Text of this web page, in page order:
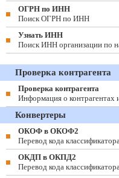
ОГРН по ИНН
Поиск ОГРН по ИНН
Узнать ИНН
Поиск ИНН организации
Проверка контрагента
Проверка контрагента
Информация о
Конвертеры
ОКОФ в ОКОФ2
Перевод кода
ОКДП в ОКПД2
Перевод кода